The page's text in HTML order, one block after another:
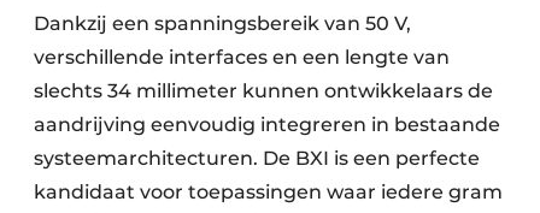
Dankzij een spanningsbereik van 50 V,
verschillende interfaces en een lengte van
slechts 34 millimeter kunnen ontwikkelaars de
aandrijving eenvoudig integreren in bestaande
systeemarchitecturen. De BXI is een perfecte
kandidaat voor toepassingen waar iedere gram